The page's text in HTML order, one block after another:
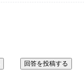
回答を投稿する